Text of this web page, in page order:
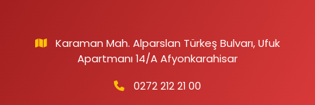
Karaman Mah. Alparslan Türkeş Bulvarı, Ufuk
Apartmanı 14/A Afyonkarahisar
0272 212 21 00